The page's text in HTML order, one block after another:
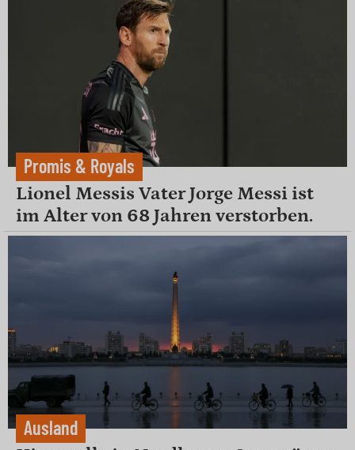
Promis & Royals
Lionel Messis Vater Jorge Messi ist
im Alter von 68 Jahren verstorben.
Ausland